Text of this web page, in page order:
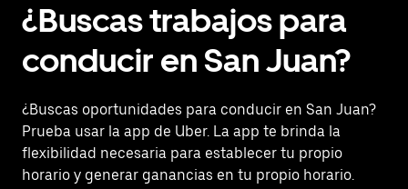
¿Buscas trabajos para
conducir en San Juan?
¿Buscas oportunidades para conducir en San Juan?
Prueba usar la app de Uber. La app te brinda la
flexibilidad necesaria para establecer tu propio
horario y generar ganancias en tu propio horario.